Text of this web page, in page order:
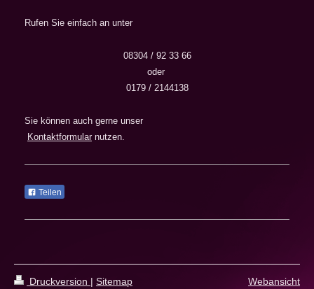
Rufen Sie einfach an unter
08304 / 92 33 66
oder
0179 / 2144138
Sie können auch gerne unser
Kontaktformular nutzen.
Teilen
Druckversion | Sitemap
Webansicht